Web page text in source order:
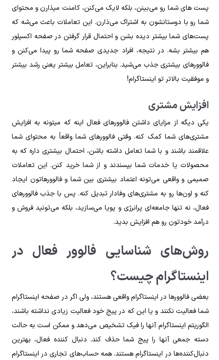
پست های شما رو می‌بینن، بلکه لایک می‌کنن، کامنت میذارن و محتوای
شما رو با دوستانشون به اشتراک می‌ذارن. این تعاملات باعث می‌شه که
پست‌های شما بیشتر دیده بشن و احتمال قرار گرفتن در صفحه اکسپلور
هم بیشتر بشه. در نتیجه، افراد جدیدی صفحه شما رو پیدا می‌کنن و
فالوورهای بیشتری جذب می‌شید. بنابراین، تعامل بیشتر یعنی رشد بیشتر
و موفقیت بالاتر تو اینستاگرام!
افزایش مشتری
یکی دیگه از مزایای داشتن فالوورهای فعال اینه که میتونه به افزایش
مشتری‌های شما کمک کنه. وقتی فالوورهای شما واقعاً به محتوای شما
علاقمند باشند و با شما تعامل داشته باشن، احتمال بیشتری داره که به
محصولات یا خدمات شما بپسندند و از شما خرید کنن. این تعاملات
صمیمی و واقعی می‌تونه اعتماد بیشتری بین شما و فالوورهاتون ایجاد
کنه و اون‌ها رو به مشتری‌های وفادار تبدیل کنه. پس با جذب فالوورهای
فعال، نه تنها جامعه‌ای پرانرژی و پویا می‌سازید، بلکه می‌تونید فروش و
درآمد خودتون رو هم افزایش بدید.
روش‌های شناسایی فالوور فعال در
اینستاگرام چیست؟
بعضی فالوورها در اینستاگرام واقعی هستند، ولی اگر در صفحه اینستاگرام
شما فعالیت نکنند و یا این که در پیج خود فعالیت زیادی نداشته باشند،
الگوریتم اینستاگرام آنها را فیک تشخیص می‌دهد و ممکن است به حالت
دسته جمعی آنها را پیج شما حذف کند. دنبال کننده فعال، بهترین
دنبال‌کنند‌ه‌ها در اینستاگرام هستند. همه حساب‌های تجاری در اینستاگرام